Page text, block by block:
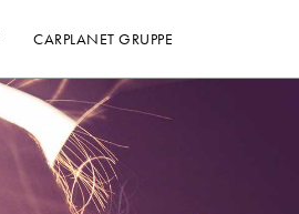
CARPLANET GRUPPE